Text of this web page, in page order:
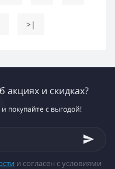
>|
акциях и скидках?
покупайте с выгодой!
и согласен с условиями